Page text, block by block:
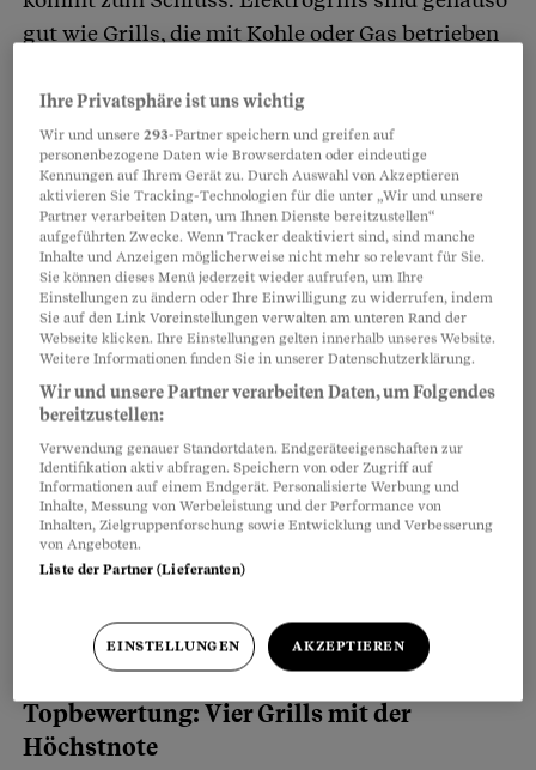
gut wie Grills, die mit Kohle oder Gas betrieben
sowie Grills für beide Einsatzgebiete. Neben
dem Grillergebnis wurde auch geprüft, wie gut
sich die Geräte aufbauen, reinigen und
verstauen lassen, wie viel Strom sie
verbrauchen und wie wetterfest sie sind.
Partnerinhalte
Topbewertung: Vier Grills mit der
Höchstnote
Ihre Privatsphäre ist uns wichtig
Wir und unsere293-Partner speichern und greifen auf
personenbezogene Daten wie Browserdaten oder eindeutige
Kennungen auf Ihrem Gerät zu. Durch Auswahl von Akzeptieren
aktivieren Sie Tracking-Technologien für die unter „Wir und unsere
Partner verarbeiten Daten, um Ihnen Dienste bereitzustellen“
aufgeführten Zwecke. Wenn Tracker deaktiviert sind, sind manche
Inhalte und Anzeigen möglicherweise nicht mehr so relevant für Sie.
Sie können dieses Menü jederzeit wieder aufrufen, um Ihre
Einstellungen zu ändern oder Ihre Einwilligung zu widerrufen, indem
Sie auf den Link Voreinstellungen verwalten am unteren Rand der
Webseite klicken. Ihre Einstellungen gelten innerhalb unseres Website.
Weitere Informationen finden Sie in unserer Datenschutzerklärung.
Wir und unsere Partner verarbeiten Daten, um Folgendes
bereitzustellen:
Verwendung genauer Standortdaten. Endgeräteeigenschaften zur
Identifikation aktiv abfragen. Speichern von oder Zugriff auf
Informationen auf einem Endgerät. Personalisierte Werbung und
Inhalte, Messung von Werbeleistung und der Performance von
Inhalten, Zielgruppenforschung sowie Entwicklung und Verbesserung
von Angeboten.
Liste der Partner (Lieferanten)
EINSTELLUNGEN AKZEPTIEREN